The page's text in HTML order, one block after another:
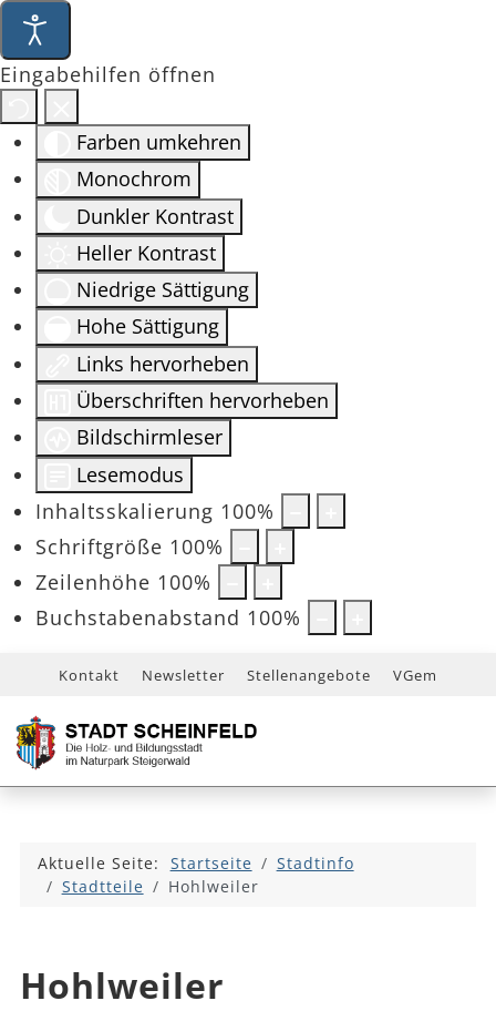
Eingabehilfen öffnen
Farben umkehren
Monochrom
Dunkler Kontrast
Heller Kontrast
Niedrige Sättigung
Hohe Sättigung
Links hervorheben
Überschriften hervorheben
Bildschirmleser
Lesemodus
Inhaltsskalierung 100%
Schriftgröße 100%
Zeilenhöhe 100%
Buchstabenabstand 100%
Kontakt Newsletter Stellenangebote VGem
Aktuelle Seite: Startseite
Stadtinfo
Stadtteile
Hohlweiler
Hohlweiler